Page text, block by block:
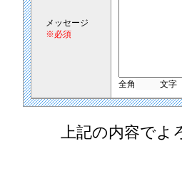
メッセージ
※必須
全角 文字
上記の内容でよ